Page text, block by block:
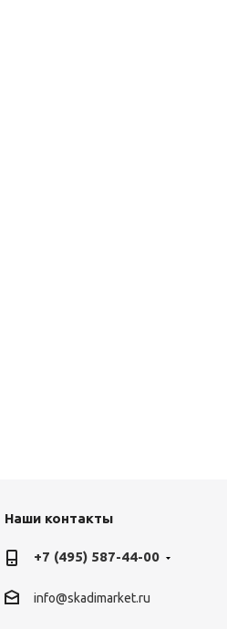
Наши контакты
+7 (495) 587-44-00
info@skadimarket.ru